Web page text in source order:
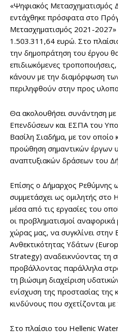
«Ψηφιακός Μετασχηματισμός
εντάχθηκε πρόσφατα στο
Μετασχηματισμός 2021-
1.503.311,64 ευρώ. Στο
την δημοπράτηση του έργου
επιδιωκόμενες
κάνουν με την διαμόρφωση
περιληφθούν στην προς
Θα ακολουθήσει συνάντηση με
Επενδύσεων και ΕΣΠΑ του
Βασίλη Σιαδήμα, με τον οποίο
προώθηση σημαντικών έργων
αναπτυξιακών δράσεων του
Επίσης ο Δήμαρχος
συμμετάσχει ως ομιλητής
μέσα από τις εργασίες του
οι προβληματισμοί αναφορικά
χώρας μας, να συγκλίνει στην
Ανθεκτικότητας Υδάτων
Strategy) αναδεικνύοντας τη
προβάλλοντας παράλληλα
τη βιώσιμη διαχείριση
ενίσχυση της προστασίας της
κινδύνους που σχετίζονται με
Στο πλαίσιο του Hellenic